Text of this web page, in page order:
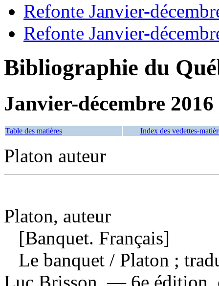
Refonte Janvier-
Refonte Janvier-
Bibliographie du
Janvier-décembre 2016
Table des matières Index des vedettes-
Platon auteur
Platon, auteur
[Banquet. Français]
Le banquet / Platon ;
Luc Brisson. — 6e édition,